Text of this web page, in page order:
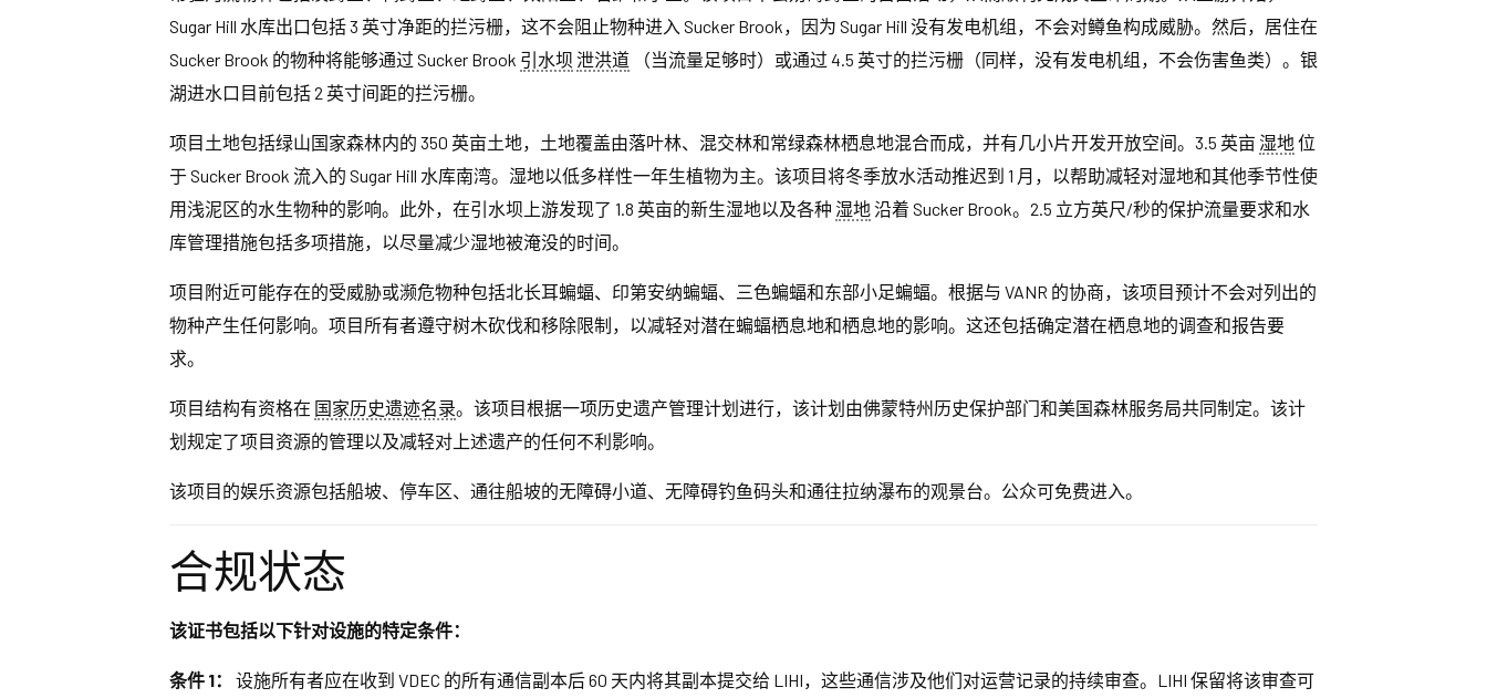
Sugar Hill 水库出口包括 3 英寸净距的拦污栅，这不会阻止物种进入 Sucker Brook，因为 Sugar Hill 没有发电机组，不会对鳟鱼构成威胁。然后，居住在
Sucker Brook 的物种将能够通过 Sucker Brook 引水坝 泄洪道（当流量足够时）或通过 4.5 英寸的拦污栅（同样，没有发电机组，不会伤害鱼类）。银
湖进水口目前包括 2 英寸间距的拦污栅。
项目土地包括绿山国家森林内的 350 英亩土地，土地覆盖由落叶林、混交林和常绿森林栖息地混合而成，并有几小片开发开放空间。3.5 英亩 湿地位
于 Sucker Brook 流入的 Sugar Hill 水库南湾。湿地以低多样性一年生植物为主。该项目将冬季放水活动推迟到 1 月，以帮助减轻对湿地和其他季节性使
用浅泥区的水生物种的影响。此外，在引水坝上游发现了 1.8 英亩的新生湿地以及各种 湿地沿着 Sucker Brook。2.5 立方英尺/秒的保护流量要求和水
库管理措施包括多项措施，以尽量减少湿地被淹没的时间。
项目附近可能存在的受威胁或濒危物种包括北长耳蝙蝠、印第安纳蝙蝠、三色蝙蝠和东部小足蝙蝠。根据与 VANR 的协商，该项目预计不会对列出的
物种产生任何影响。项目所有者遵守树木砍伐和移除限制，以减轻对潜在蝙蝠栖息地和栖息地的影响。这还包括确定潜在栖息地的调查和报告要
求。
项目结构有资格在 国家历史遗迹名录。该项目根据一项历史遗产管理计划进行，该计划由佛蒙特州历史保护部门和美国森林服务局共同制定。该计
划规定了项目资源的管理以及减轻对上述遗产的任何不利影响。
该项目的娱乐资源包括船坡、停车区、通往船坡的无障碍小道、无障碍钓鱼码头和通往拉纳瀑布的观景台。公众可免费进入。
合规状态
该证书包括以下针对设施的特定条件：
条件 1：
设施所有者应在收到 VDEC 的所有通信副本后 60 天内将其副本提交给 LIHI，这些通信涉及他们对运营记录的持续审查。LIHI 保留将该审查可